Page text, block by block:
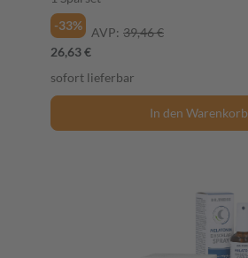
-33%
AVP: 39,46 €
26,63 €
sofort lieferbar
In den Warenkorb